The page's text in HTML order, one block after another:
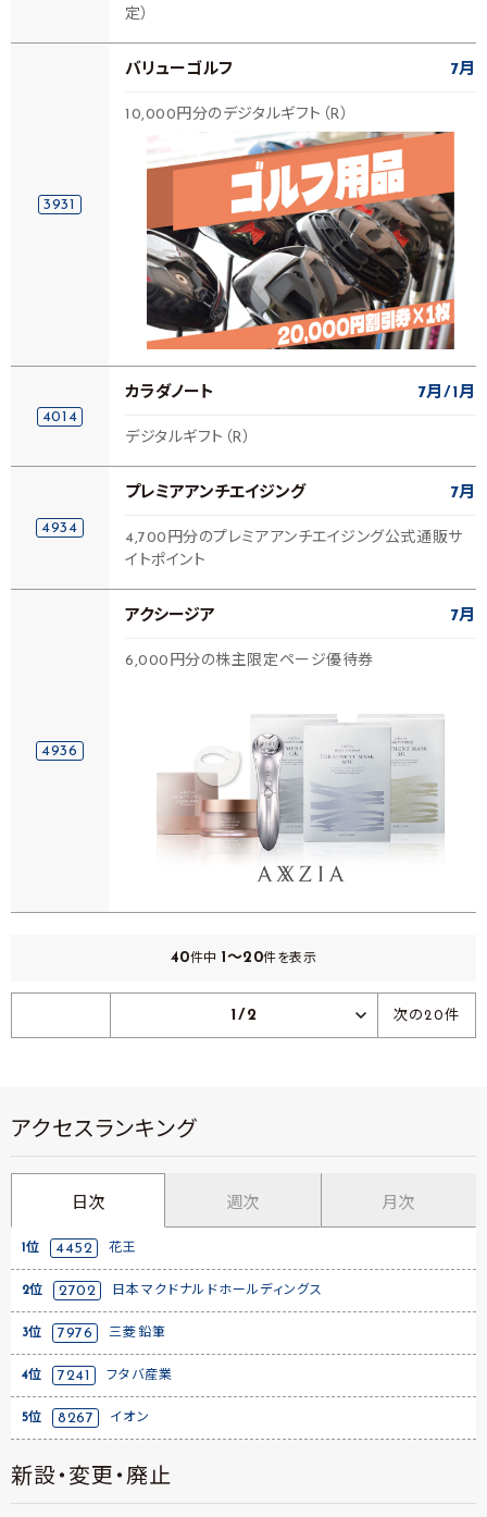
定）
3931
バリューゴルフ 7月
10,000円分のデジタルギフト（R）
4014
カラダノート 7月 1月
デジタルギフト（R）
4934
プレミアアンチエイジング 7月
4,700円分のプレミアアンチエイジング公式通販サ
イトポイント
4936
アクシージア 7月
6,000円分の株主限定ページ優待券
40件中 1～20件を表示
1/2 次の20件
アクセスランキング
日次 週次 月次
1位 4452 花王
2位 2702 日本マクドナルドホールディングス
3位 7976 三菱鉛筆
4位 7241 フタバ産業
5位 8267 イオン
新設・変更・廃止